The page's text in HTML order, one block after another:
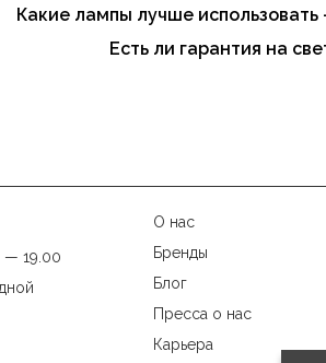
позволяют создать
Какие лампы лучше
стабильный свет, не нагреваются
Есть ли гарантия на
— 19.00
О нас
Бренды
Блог
Пресса о нас
Карьера